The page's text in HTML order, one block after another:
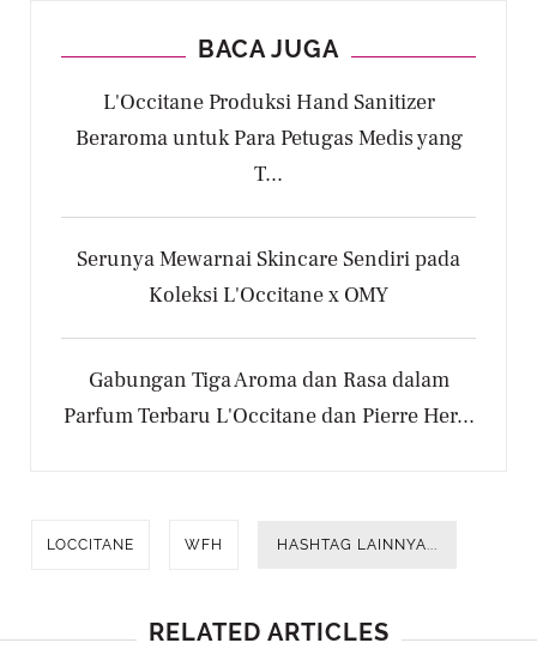
BACA JUGA
L'Occitane Produksi Hand Sanitizer
Beraroma untuk Para Petugas Medis yang
T...
Serunya Mewarnai Skincare Sendiri pada
Koleksi L'Occitane x OMY
Gabungan Tiga Aroma dan Rasa dalam
Parfum Terbaru L'Occitane dan Pierre Her...
LOCCITANE WFH HASHTAG LAINNYA...
RELATED ARTICLES